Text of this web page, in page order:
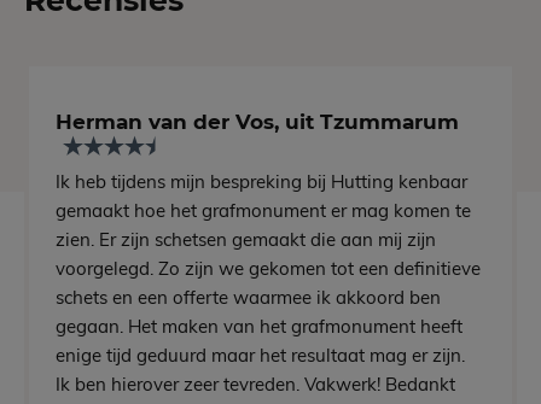
Herman van der Vos, uit Tzummarum
Ik heb tijdens mijn bespreking bij Hutting kenbaar
gemaakt hoe het grafmonument er mag komen te
zien. Er zijn schetsen gemaakt die aan mij zijn
voorgelegd. Zo zijn we gekomen tot een definitieve
schets en een offerte waarmee ik akkoord ben
gegaan. Het maken van het grafmonument heeft
enige tijd geduurd maar het resultaat mag er zijn.
Ik ben hierover zeer tevreden. Vakwerk! Bedankt